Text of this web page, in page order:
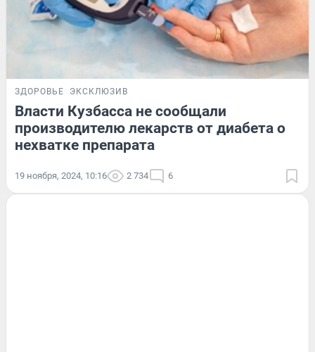
ЗДОРОВЬЕ ЭКСКЛЮЗИВ
Власти Кузбасса не сообщали
производителю лекарств от диабета о
нехватке препарата
19 ноября, 2024, 10:16 2 734 6